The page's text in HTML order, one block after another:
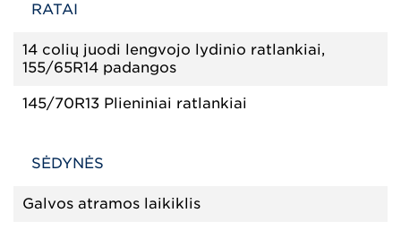
RATAI
14 colių juodi lengvojo lydinio ratlankiai,
155/65R14 padangos
145/70R13 Plieniniai ratlankiai
SĖDYNĖS
Galvos atramos laikiklis